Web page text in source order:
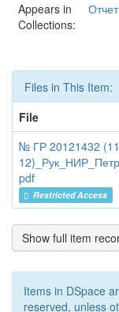
Appears in
Collections:
Files in This Item:
File
№ ГР 20121432
pdf
Restricted Access
Show full item
Items in DSpace
reserved, unless